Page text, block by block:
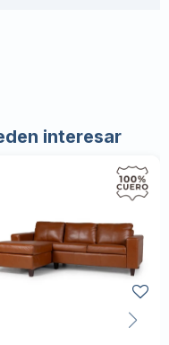
interesar